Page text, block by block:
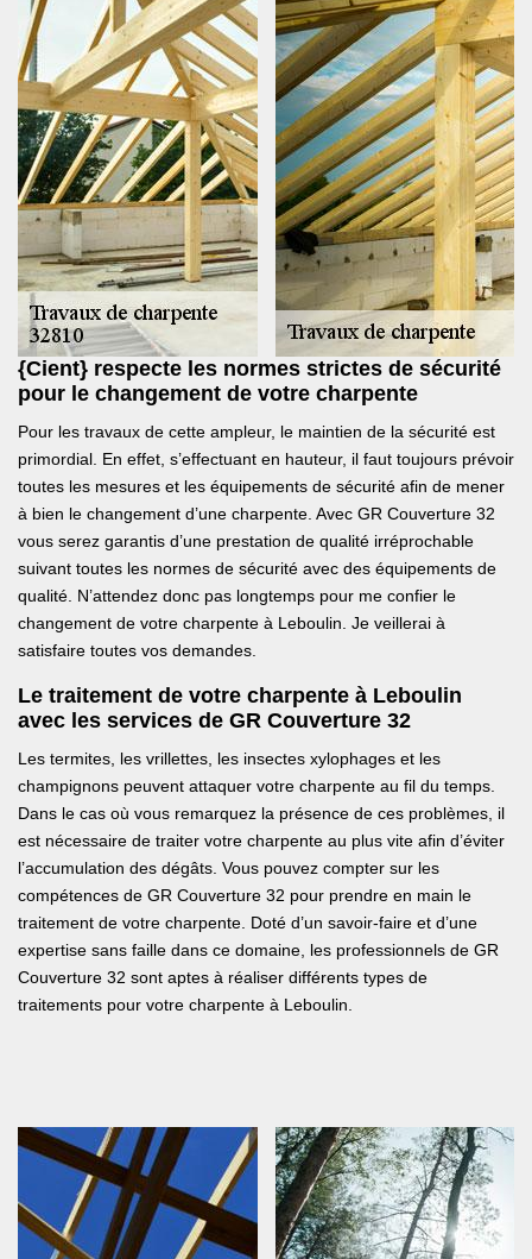
{Cient} respecte les normes strictes de sécurité
pour le changement de votre charpente
Pour les travaux de cette ampleur, le maintien de la sécurité est
primordial. En effet, s’effectuant en hauteur, il faut toujours prévoir
toutes les mesures et les équipements de sécurité afin de mener
à bien le changement d’une charpente. Avec GR Couverture 32
vous serez garantis d’une prestation de qualité irréprochable
suivant toutes les normes de sécurité avec des équipements de
qualité. N’attendez donc pas longtemps pour me confier le
changement de votre charpente à Leboulin. Je veillerai à
satisfaire toutes vos demandes.
Le traitement de votre charpente à Leboulin
avec les services de GR Couverture 32
Les termites, les vrillettes, les insectes xylophages et les
champignons peuvent attaquer votre charpente au fil du temps.
Dans le cas où vous remarquez la présence de ces problèmes, il
est nécessaire de traiter votre charpente au plus vite afin d’éviter
l’accumulation des dégâts. Vous pouvez compter sur les
compétences de GR Couverture 32 pour prendre en main le
traitement de votre charpente. Doté d’un savoir-faire et d’une
expertise sans faille dans ce domaine, les professionnels de GR
Couverture 32 sont aptes à réaliser différents types de
traitements pour votre charpente à Leboulin.